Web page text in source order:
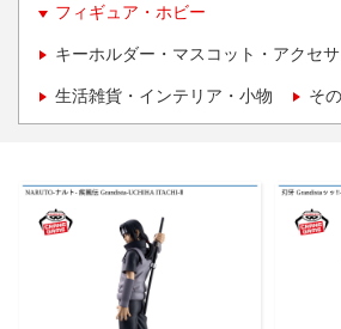
フィギュア・ホビー
キーホルダー・マスコット・アクセ
生活雑貨・インテリア・小物 そ